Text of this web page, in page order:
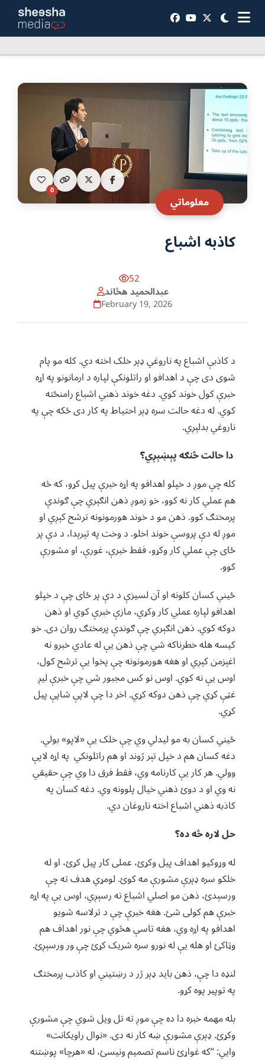
معلوماتي
0
کاذبه اشباع
52
عبدالحمید هڅاند
February 19, 2026
د کاذبې اشباع په ناروغي ډېر خلک اخته دي.‌ کله مو پام
شوی دی چې د اهدافو او راتلونکې لپاره د ارمانونو په اړه
خبرې کول خوند کوي. دغه خوند ذهني اشباع رامنځته
کوي. له دغه حالت سره ډېر احتیاط په کار دی ځکه چې په
ناروغي بدلېږي.
دا حالت څنګه پېښېږي؟
کله چې موږ د خپلو اهدافو په اړه خبرې پیل کړو، که څه
هم عملي کار نه کوو، خو زموږ ذهن انګېري چې ګوندې
پرمختګ کوو. ‌ذهن مو د خوند هورمونونه ترشح کېږي او
موږ له دې پروسې خوند اخلو. د وخت په تېرېدا، د دې پر
ځای چې عملي کار وکړو، فقط خبرې، غورې، او مشورې
کوو.
ځیني کسان کلونه او آن لسیزې د دې پر ځای چې د خپلو
اهدافو لپاره عملي کار وکړي، مازې خبرې کوي او ذهن
دوکه کوي. ذهن انګېري چې ګوندې پرمختګ روان دی. خو
کیسه هله خطرناکه شي چې ذهن یې له عادي خبرو نه
اغېزمن کېږي او هغه هورمونونه چې پخوا یې ترشح کول،
اوس یې نه کوي. اوس نو کس مجبور شي چې خبرې لیږ
غټې کړي چې ذهن دوکه کړي.‌ اخر دا چې لاپې شاپې پیل
کړي.
ځیني کسان به مو لیدلي وي چې خلک یې «لاپو» بولي.‌
دغه کسان هم د خپل تېر ژوند او هم راتلونکي په اړه لاپې
وولي. هر کار یې کارنامه وي،‌ فقط فرق دا وي چې حقیقي
نه وي او د دوئ ذهني خیال پلوونه وي. دغه کسان په
کاذبه ذهني اشباع اخته ناروغان دي.
حل لاره څه ده؟
له وړوکیو اهداف پیل وکړئ، عملی کار پیل کړئ، او له
خلکو سره ډېرې مشورې مه کوئ. لومړي هدف ته چې
ورسېدئ، ذهن مو اصلي اشباع ته رسېږي، اوس یې په اړه
خبرې هم کولی شئ. هغه خبرې چې د ترلاسه شویو
اهدافو په اړه وي، هغه تاسې هڅوي چې نور اهداف هم
وټاکئ او هله یې له نورو سره شریک کړئ چې ور ورسېږئ.
لنډه دا چې، ذهن باید ډېر ژر د رښتیني او کاذب پرمختګ
په توپیر پوه کړو.
بله مهمه خبره دا ده چې موږ ته تل ویل شوي چې مشورې
وکړئ. ډېرې مشورې ښه کار نه دی. «نوال راویکانت»
وایي: “که غواړئ ناسم تصمیم ونیسئ، له «هرچا» پوښتنه